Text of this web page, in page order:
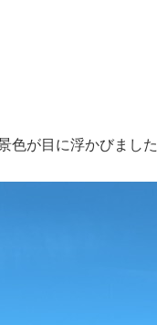
色が目に浮かびました